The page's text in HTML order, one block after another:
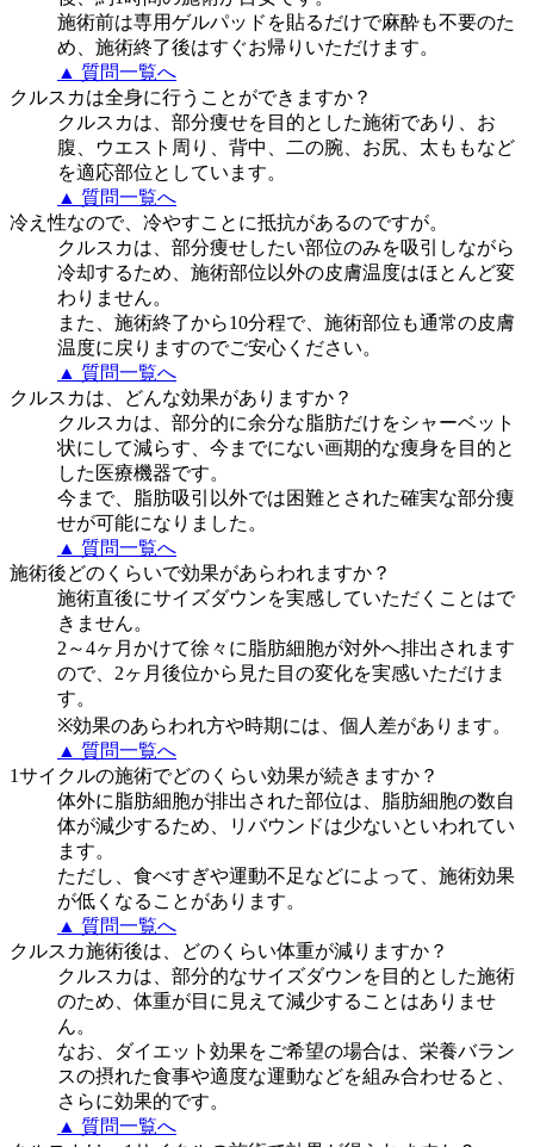
施術前は専用ゲルパッドを貼るだけで麻酔も不要のた
め、施術終了後はすぐお帰りいただけます。
▲ 質問一覧へ
クルスカは全身に行うことができますか？
クルスカは、部分痩せを目的とした施術であり、お
腹、ウエスト周り、背中、二の腕、お尻、太ももなど
を適応部位としています。
▲ 質問一覧へ
冷え性なので、冷やすことに抵抗があるのですが。
クルスカは、部分痩せしたい部位のみを吸引しながら
冷却するため、施術部位以外の皮膚温度はほとんど変
わりません。
また、施術終了から10分程で、施術部位も通常の皮膚
温度に戻りますのでご安心ください。
▲ 質問一覧へ
クルスカは、どんな効果がありますか？
クルスカは、部分的に余分な脂肪だけをシャーベット
状にして減らす、今までにない画期的な痩身を目的と
した医療機器です。
今まで、脂肪吸引以外では困難とされた確実な部分痩
せが可能になりました。
▲ 質問一覧へ
施術後どのくらいで効果があらわれますか？
施術直後にサイズダウンを実感していただくことはで
きません。
2～4ヶ月かけて徐々に脂肪細胞が対外へ排出されます
ので、2ヶ月後位から見た目の変化を実感いただけま
す。
※効果のあらわれ方や時期には、個人差があります。
▲ 質問一覧へ
1サイクルの施術でどのくらい効果が続きますか？
体外に脂肪細胞が排出された部位は、脂肪細胞の数自
体が減少するため、リバウンドは少ないといわれてい
ます。
ただし、食べすぎや運動不足などによって、施術効果
が低くなることがあります。
▲ 質問一覧へ
クルスカ施術後は、どのくらい体重が減りますか？
クルスカは、部分的なサイズダウンを目的とした施術
のため、体重が目に見えて減少することはありませ
ん。
なお、ダイエット効果をご希望の場合は、栄養バラン
スの摂れた食事や適度な運動などを組み合わせると、
さらに効果的です。
▲ 質問一覧へ